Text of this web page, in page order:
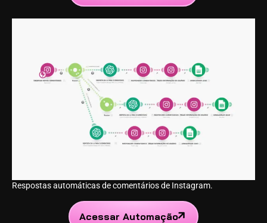
Respostas automáticas de comentários de Instagram.
Acessar Automação